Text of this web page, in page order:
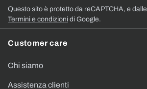
Customer care
Chi siamo
Assistenza clienti
Questo sito è protetto da reCAPTCHA, e dalle
Termini e condizioni di Google.